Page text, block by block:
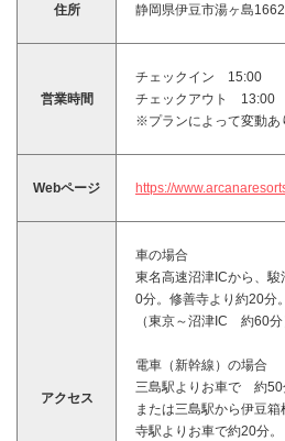
住所 静岡県伊豆市湯ヶ島1662
営業時間
チェックイン 15:00
チェックアウト 13:00
※プランによって変動あ
Webページ https://
アクセス
車の場合
東名高速沼津ICから、
0分。修善寺より約20分。
（東京～沼津IC 約60分
電車（新幹線）の場合
三島駅よりお車で 約50
または三島駅から伊豆
寺駅よりお車で約20分。